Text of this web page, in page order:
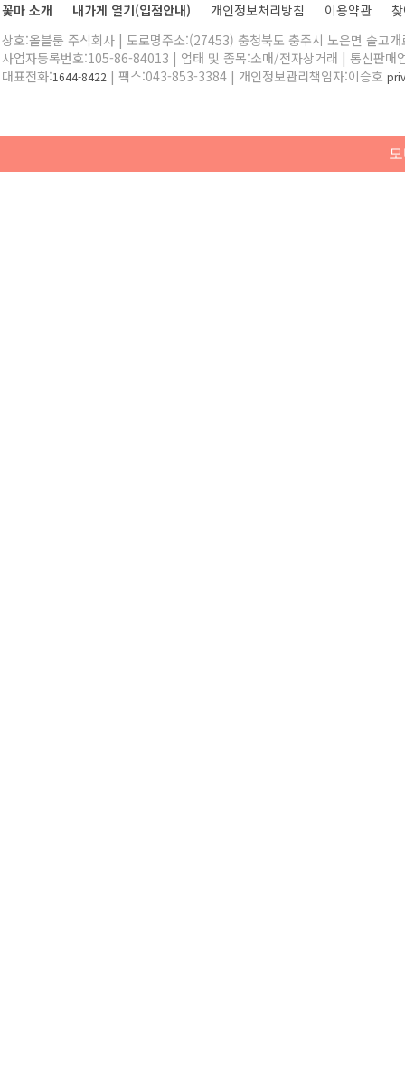
꽃마 소개 내가게 열기(입점안내) 개인정보처리방침 이용약관
상호:올블룸 주식회사 | 도로명주소:(27453) 충청북도 충주시 노은면 솔고
사업자등록번호:105-86-84013 | 업태 및 종목:소매/전자상거래 | 통신판매
대표전화:1644-8422 | 팩스:043-853-3384 | 개인정보관리책임자:이승호